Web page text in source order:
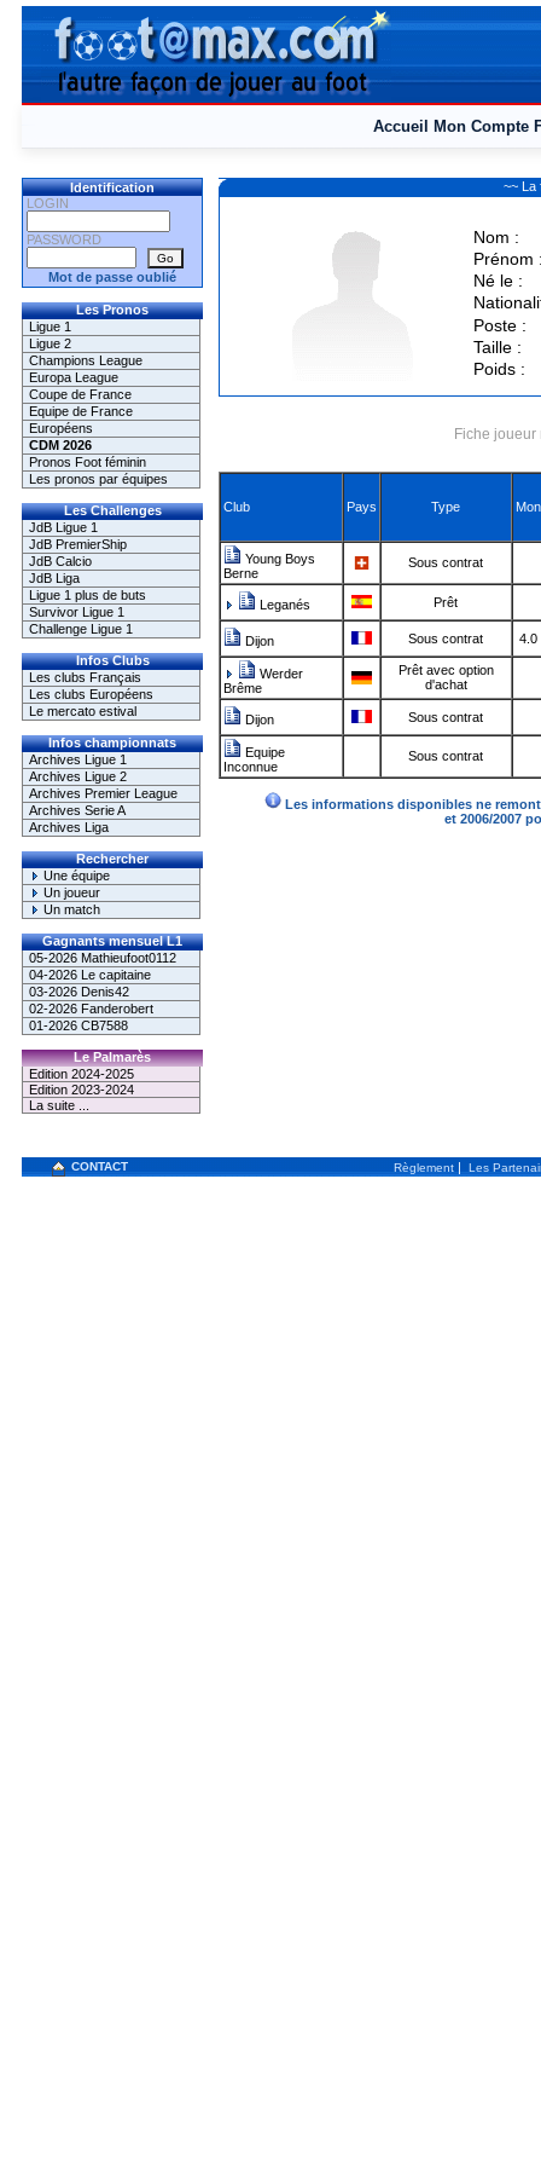
Accueil Mon Compte
Identification
LOGIN
PASSWORD
Mot de passe oublié
Les Pronos
Ligue 1
Ligue 2
Champions League
Europa League
Coupe de France
Equipe de France
Européens
CDM 2026
Pronos Foot féminin
Les pronos par équipes
Les Challenges
JdB Ligue 1
JdB PremierShip
JdB Calcio
JdB Liga
Ligue 1 plus de buts
Survivor Ligue 1
Challenge Ligue 1
Infos Clubs
Les clubs Français
Les clubs Européens
Le mercato estival
Infos championnats
Archives Ligue 1
Archives Ligue 2
Archives Premier League
Archives Serie A
Archives Liga
Rechercher
Une équipe
Un joueur
Un match
Gagnants mensuel L1
05-2026 Mathieufoot0112
04-2026 Le capitaine
03-2026 Denis42
02-2026 Fanderobert
01-2026 CB7588
Le Palmarès
Edition 2024-2025
Edition 2023-2024
La suite ...
~~ La
Nom :
Prénom
Né le :
Poste :
Taille :
Poids :
Fiche
Club Pays Type
Young Boys
Berne
Sous contrat
Leganés Prêt
Dijon Sous contrat 4.0
Werder
Brême
Prêt avec option
d'achat
Dijon Sous contrat
Equipe
Inconnue
Sous contrat
Les informations disponibles ne
et 2006/2007
CONTACT Règlement | Les